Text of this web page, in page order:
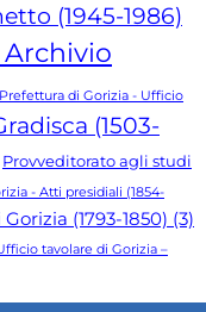
(1945-1986)
Prefettura di Gorizia - Ufficio
(1503-
Provveditorato agli studi
- Atti presidiali (1854-
(1793-1850) (3)
tavolare di Gorizia –